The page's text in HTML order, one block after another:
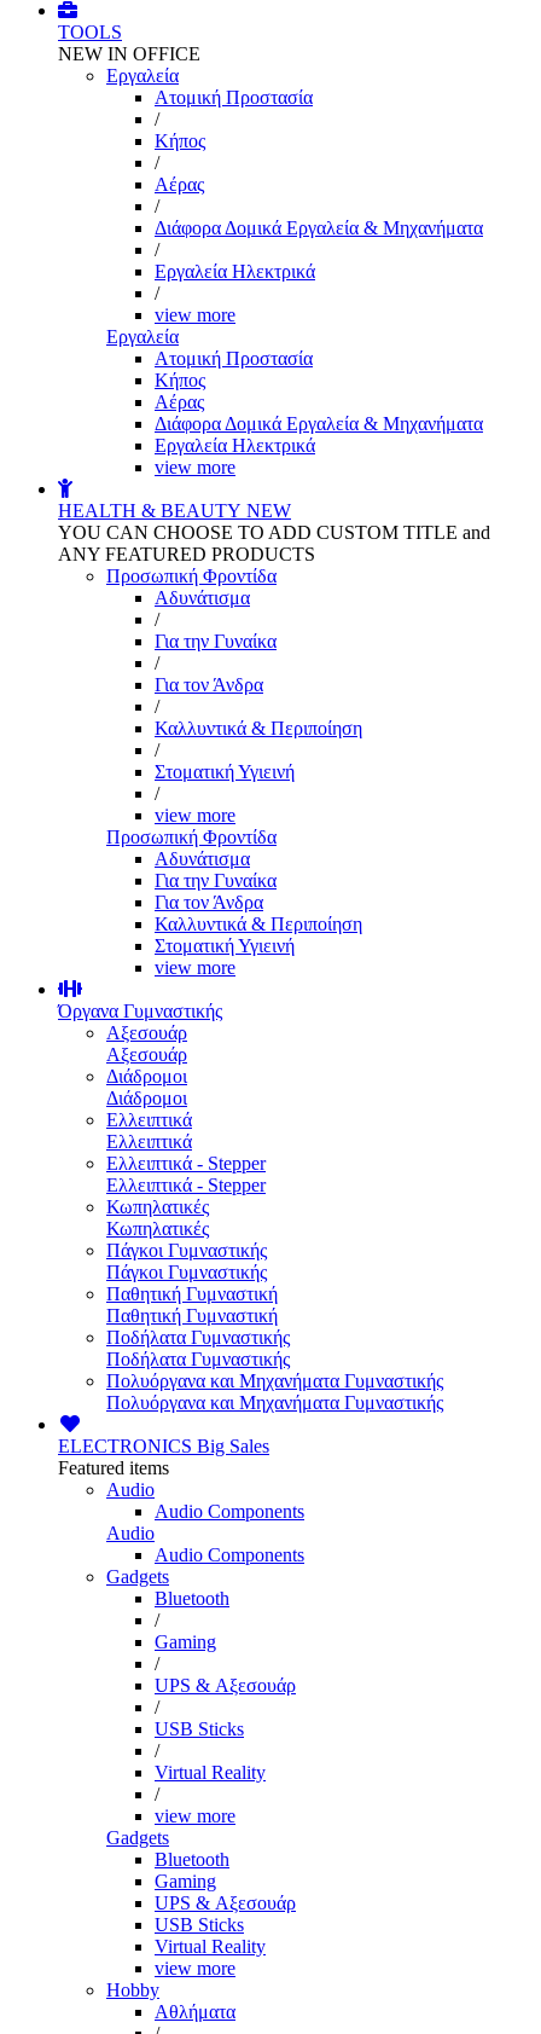
TOOLS
NEW IN OFFICE
Εργαλεία
Aτομική Προστασία
/
Kήπος
/
Αέρας
/
Διάφορα Δομικά Εργαλεία & Μηχανήματα
/
Εργαλεία Ηλεκτρικά
/
view more
Εργαλεία
Aτομική Προστασία
Kήπος
Αέρας
Διάφορα Δομικά Εργαλεία & Μηχανήματα
Εργαλεία Ηλεκτρικά
view more
HEALTH & BEAUTY NEW
YOU CAN CHOOSE TO ADD CUSTOM TITLE and
ANY FEATURED PRODUCTS
Προσωπική Φροντίδα
Αδυνάτισμα
/
Για την Γυναίκα
/
Για τον Άνδρα
/
Καλλυντικά & Περιποίηση
/
Στοματική Υγιεινή
/
view more
Προσωπική Φροντίδα
Αδυνάτισμα
Για την Γυναίκα
Για τον Άνδρα
Καλλυντικά & Περιποίηση
Στοματική Υγιεινή
view more
Όργανα Γυμναστικής
Αξεσουάρ
Αξεσουάρ
Διάδρομοι
Διάδρομοι
Ελλειπτικά
Ελλειπτικά
Ελλειπτικά - Stepper
Ελλειπτικά - Stepper
Κωπηλατικές
Κωπηλατικές
Πάγκοι Γυμναστικής
Πάγκοι Γυμναστικής
Παθητική Γυμναστική
Παθητική Γυμναστική
Ποδήλατα Γυμναστικής
Ποδήλατα Γυμναστικής
Πολυόργανα και Μηχανήματα Γυμναστικής
Πολυόργανα και Μηχανήματα Γυμναστικής
ELECTRONICS Big Sales
Featured items
Audio
Audio Components
Audio
Audio Components
Gadgets
Bluetooth
/
Gaming
/
UPS & Αξεσουάρ
/
USB Sticks
/
Virtual Reality
/
view more
Gadgets
Bluetooth
Gaming
UPS & Αξεσουάρ
USB Sticks
Virtual Reality
view more
Hobby
Αθλήματα